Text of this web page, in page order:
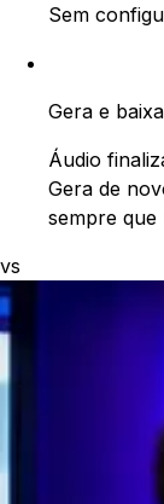
Sem
Gera e baixa
Áudio
Gera de
sempre
vs